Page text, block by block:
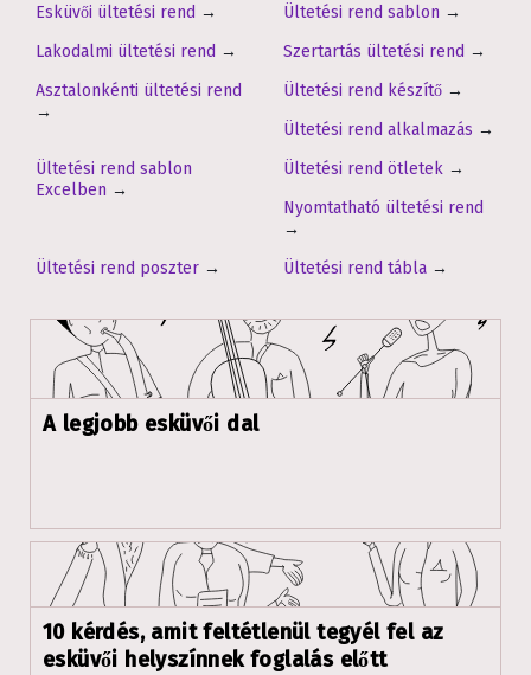
Esküvői ültetési rend → Ültetési rend sablon →
Lakodalmi ültetési rend → Szertartás ültetési rend →
Asztalonkénti ültetési rend
→
Ültetési rend készítő →
Ültetési rend alkalmazás →
Ültetési rend sablon
Excelben →
Ültetési rend ötletek →
Nyomtatható ültetési rend
→
Ültetési rend poszter → Ültetési rend tábla →
A legjobb esküvői dal
10 kérdés, amit feltétlenül tegyél fel az
esküvői helyszínnek foglalás előtt